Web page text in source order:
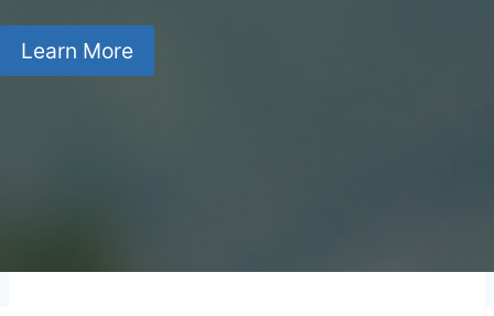
Learn More